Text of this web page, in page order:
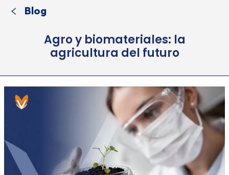
Blog
Agro y biomateriales: la
agricultura del futuro